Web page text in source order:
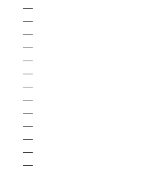
—
—
—
—
—
—
—
—
—
—
—
—
—